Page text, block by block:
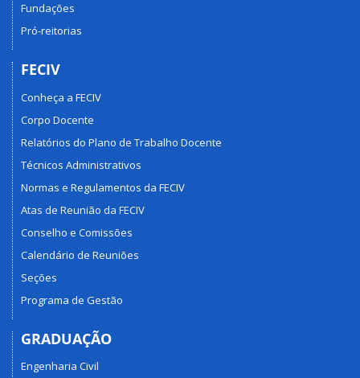
Fundações
Pró-reitorias
FECIV
Conheça a FECIV
Corpo Docente
Relatórios do Plano de Trabalho Docente
Técnicos Administrativos
Normas e Regulamentos da FECIV
Atas de Reunião da FECIV
Conselho e Comissões
Calendário de Reuniões
Seções
Programa de Gestão
GRADUAÇÃO
Engenharia Civil